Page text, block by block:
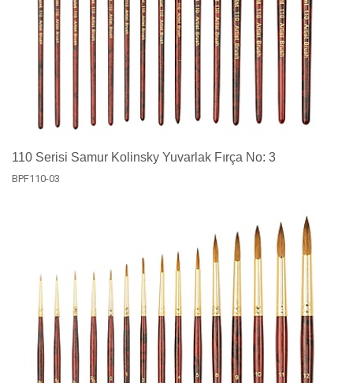
110 Serisi Samur Kolinsky Yuvarlak Fırça No: 3
BPF110-03